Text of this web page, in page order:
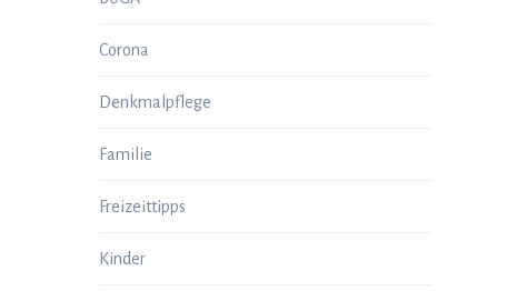
Corona
Denkmalpflege
Familie
Freizeittipps
Kinder